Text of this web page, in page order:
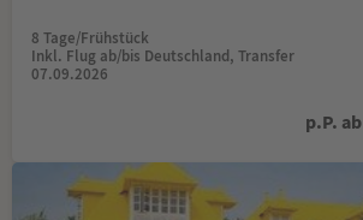
8 Tage/Frühstück
Inkl. Flug ab/bis Deutschland, Transfer
07.09.2026
p.P. ab